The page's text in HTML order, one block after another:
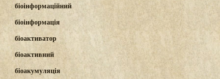
біоінформаційний
біоінформація
біоактиватор
біоактивний
біоакумуляція